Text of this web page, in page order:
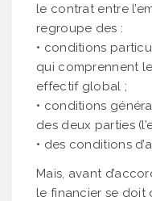
le contrat entre
regroupe des :
• conditions
qui comprennent
effectif global ;
• conditions
des deux parties
• des conditions
Mais, avant
le financier se doit